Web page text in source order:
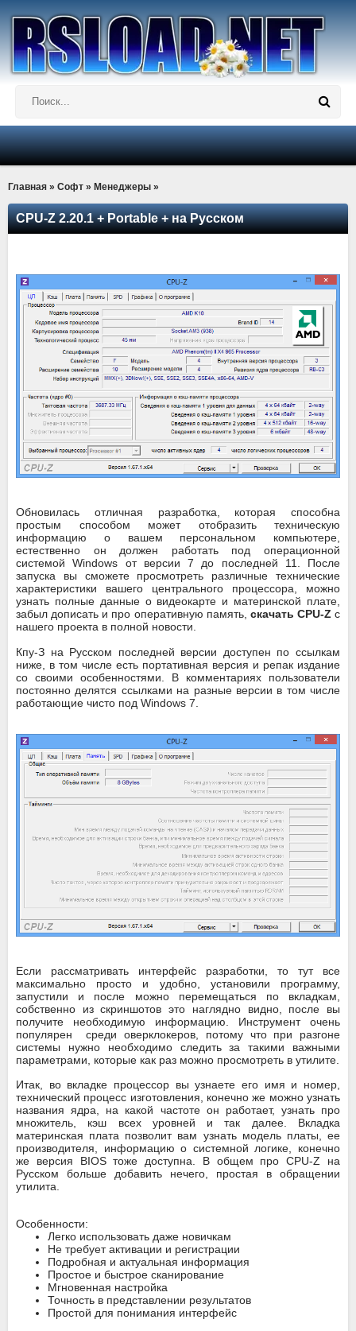
Главная » Софт » Менеджеры »
CPU-Z 2.20.1 + Portable + на Русском
Обновилась отличная разработка, которая способна
простым способом может отобразить техническую
информацию о вашем персональном компьютере,
естественно он должен работать под операционной
системой Windows от версии 7 до последней 11. После
запуска вы сможете просмотреть различные технические
характеристики вашего центрального процессора, можно
узнать полные данные о видеокарте и материнской плате,
забыл дописать и про оперативную память, скачать CPU-Z с
нашего проекта в полной новости.
Кпу-З на Русском последней версии доступен по ссылкам
ниже, в том числе есть портативная версия и репак издание
со своими особенностями. В комментариях пользователи
постоянно делятся ссылками на разные версии в том числе
работающие чисто под Windows 7.
Если рассматривать интерфейс разработки, то тут все
максимально просто и удобно, установили программу,
запустили и после можно перемещаться по вкладкам,
собственно из скриншотов это наглядно видно, после вы
получите необходимую информацию. Инструмент очень
популярен среди оверклокеров, потому что при разгоне
системы нужно необходимо следить за такими важными
параметрами, которые как раз можно просмотреть в утилите.
Итак, во вкладке процессор вы узнаете его имя и номер,
технический процесс изготовления, конечно же можно узнать
названия ядра, на какой частоте он работает, узнать про
множитель, кэш всех уровней и так далее. Вкладка
материнская плата позволит вам узнать модель платы, ее
производителя, информацию о системной логике, конечно
же версия BIOS тоже доступна. В общем про CPU-Z на
Русском больше добавить нечего, простая в обращении
утилита.
Особенности:
Легко использовать даже новичкам
Не требует активации и регистрации
Подробная и актуальная информация
Простое и быстрое сканирование
Мгновенная настройка
Точность в представлении результатов
Простой для понимания интерфейс